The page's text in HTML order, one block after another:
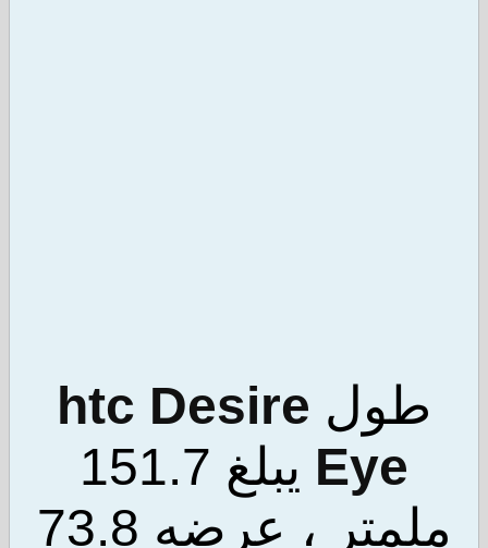
htc Desire
Eye
يبلغ 151.7
ملمتر ، عرضه 73.8